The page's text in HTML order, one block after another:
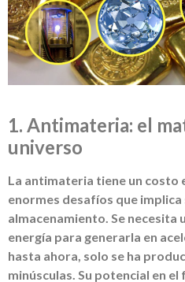
1. Antimateria: el
universo
La antimateria tiene un
enormes desafíos que
almacenamiento. Se necesita
energía para generarla en
hasta ahora, solo se ha
minúsculas. Su potencial en